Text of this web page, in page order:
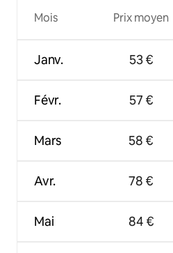
Mois
Janv.
Févr.
Mars
Avr.
Mai
Prix moyen
53 €
57 €
58 €
78 €
84 €